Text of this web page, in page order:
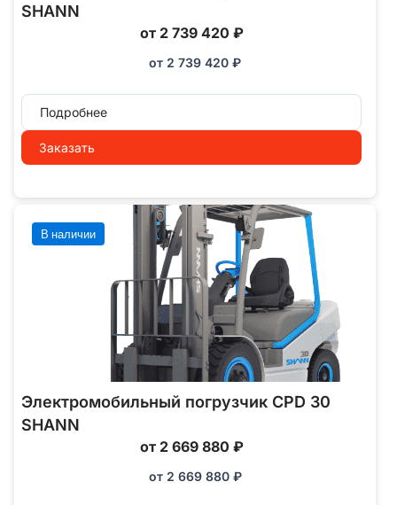
SHANN
от 2 739 420 ₽
от 2 739 420 ₽
Подробнее
Заказать
В наличии
Электромобильный погрузчик CPD 30
SHANN
от 2 669 880 ₽
от 2 669 880 ₽